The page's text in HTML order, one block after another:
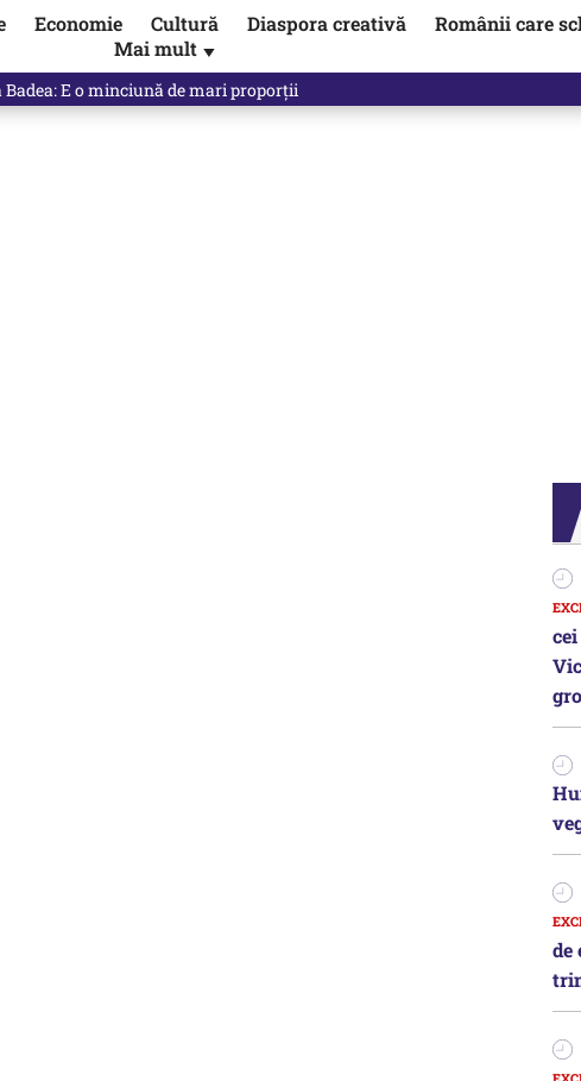
Economie Cultură Diaspora creativă
Românii care
Mai mult ▼
anticipa totul. Cine este acum în pericol / VIDEO
de